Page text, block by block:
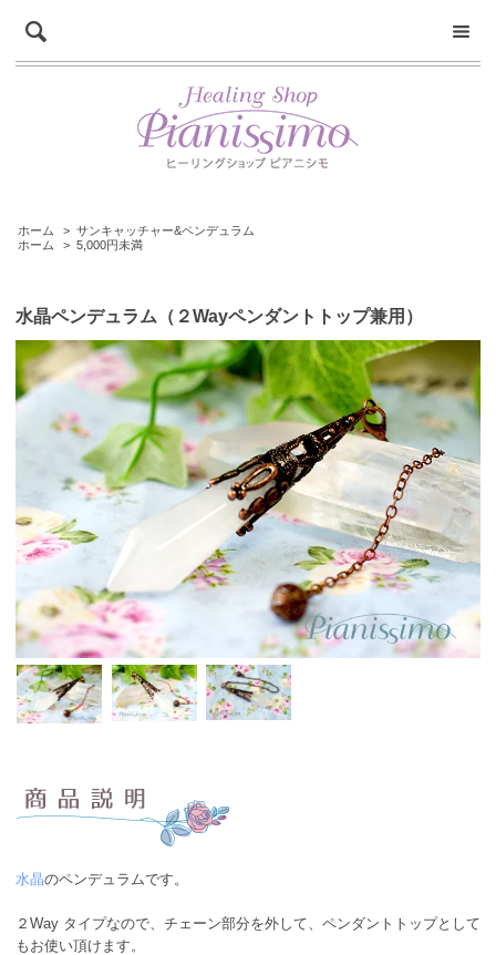
ホーム > サンキャッチャー&ペンデュラム
ホーム
> 5,000円未満
水晶ペンデュラム（２Wayペンダントトップ兼用）
水晶のペンデュラムです。
２Way タイプなので、チェーン部分を外して、ペンダントトップとして
もお使い頂けます。